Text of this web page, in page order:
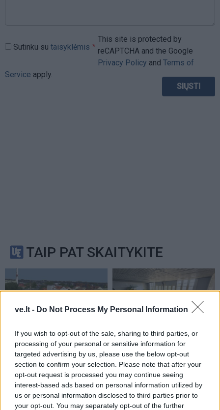
ve.lt - Do Not Process My Personal Information
If you wish to opt-out of the sale, sharing to third parties, or
processing of your personal or sensitive information for
targeted advertising by us, please use the below opt-out
section to confirm your selection. Please note that after your
opt-out request is processed you may continue seeing
interest-based ads based on personal information utilized by
us or personal information disclosed to third parties prior to
your opt-out. You may separately opt-out of the further
Sutinku su taisyklėmis
This site is protected by
reCAPTCHA and the Google
Privacy Policy and Terms of
Service apply.
TAIP PAT SKAITYKITE
Nekilnojamo turto kainų
šuolis nestabdo rinkos:
Klaipėdoje už 40 kv. metrų
butą nepagaili ir trečdalio
milijono(4)
Neatsiradus pirkėjui dar
kartą mažinama
legendinio baseino kaina